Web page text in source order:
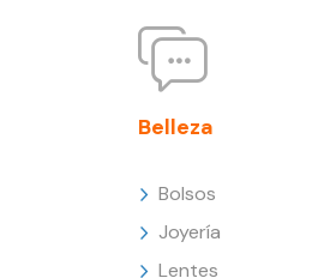
Belleza
Bolsos
Joyería
Lentes